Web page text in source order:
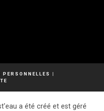
PERSONNELLES
|
a été créé et est géré